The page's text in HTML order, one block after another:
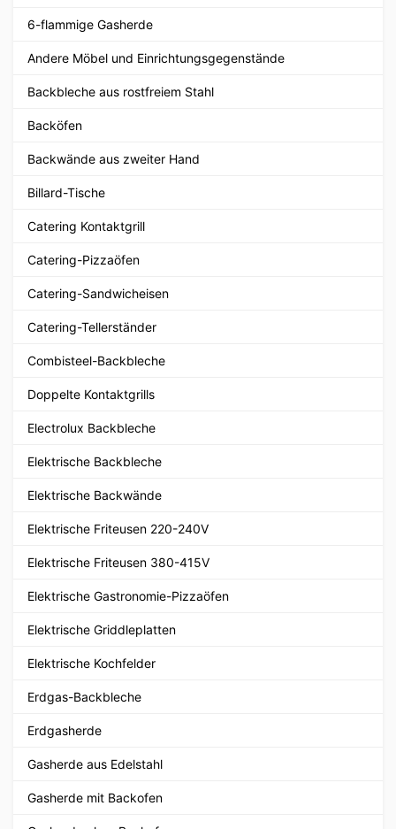
6-flammige Gasherde
Andere Möbel und Einrichtungsgegenstände
Backbleche aus rostfreiem Stahl
Backöfen
Backwände aus zweiter Hand
Billard-Tische
Catering Kontaktgrill
Catering-Pizzaöfen
Catering-Sandwicheisen
Catering-Tellerständer
Combisteel-Backbleche
Doppelte Kontaktgrills
Electrolux Backbleche
Elektrische Backbleche
Elektrische Backwände
Elektrische Friteusen 220-240V
Elektrische Friteusen 380-415V
Elektrische Gastronomie-Pizzaöfen
Elektrische Griddleplatten
Elektrische Kochfelder
Erdgas-Backbleche
Erdgasherde
Gasherde aus Edelstahl
Gasherde mit Backofen